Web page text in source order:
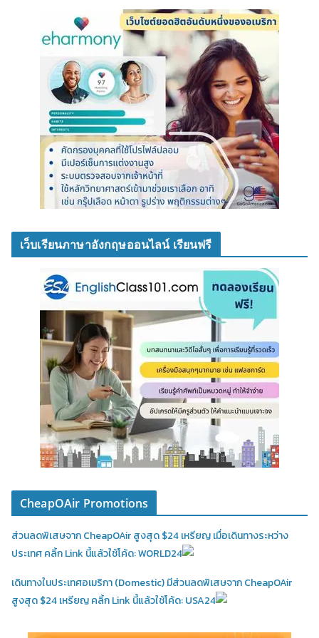
เว็บเรียนภาษาอังกฤษออนไลน์ เรียนฟรี
CheapOAir Promotions
ส่วนลดพิเสษจาก CheapOAir สูงสุด $24 เหรียญ เมื่อเดินทางระหว่าง
ประเทศ คลิ้ก Link นี้แล้วใช้โค้ด: WORLD24
เดินทางในประเทศอเมริกา (Domestic)มีส่วนลดพิเสษจาก CheapOAir
สูงสุด $24 เหรียญ คลิ้ก Link นี้แล้วใช้โค้ด: USA24